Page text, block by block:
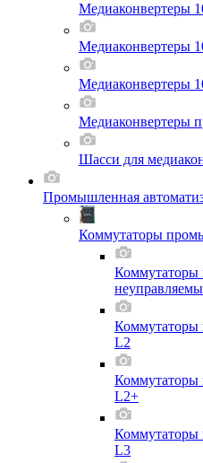
Медиаконвертеры
Медиаконвертеры
Медиаконвертеры
Медиаконвертеры
Шасси для
Промышленная
Коммутаторы
L2
L2+
L3